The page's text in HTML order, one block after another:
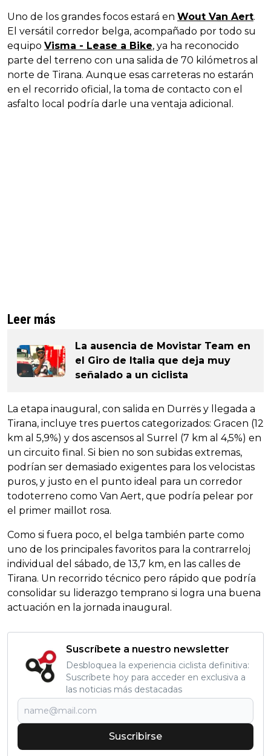
Uno de los grandes focos estará en Wout Van Aert.
El versátil corredor belga, acompañado por todo su
equipo Visma - Lease a Bike, ya ha reconocido
parte del terreno con una salida de 70 kilómetros al
norte de Tirana. Aunque esas carreteras no estarán
en el recorrido oficial, la toma de contacto con el
asfalto local podría darle una ventaja adicional.
Leer más
La ausencia de Movistar Team en
el Giro de Italia que deja muy
señalado a un ciclista
La etapa inaugural, con salida en Durrës y llegada a
Tirana, incluye tres puertos categorizados: Gracen (12
km al 5,9%) y dos ascensos al Surrel (7 km al 4,5%) en
un circuito final. Si bien no son subidas extremas,
podrían ser demasiado exigentes para los velocistas
puros, y justo en el punto ideal para un corredor
todoterreno como Van Aert, que podría pelear por
el primer maillot rosa.
Como si fuera poco, el belga también parte como
uno de los principales favoritos para la contrarreloj
individual del sábado, de 13,7 km, en las calles de
Tirana. Un recorrido técnico pero rápido que podría
consolidar su liderazgo temprano si logra una buena
actuación en la jornada inaugural.
Suscríbete a nuestro newsletter
Desbloquea la experiencia ciclista definitiva:
Suscríbete hoy para acceder en exclusiva a
las noticias más destacadas
Suscribirse